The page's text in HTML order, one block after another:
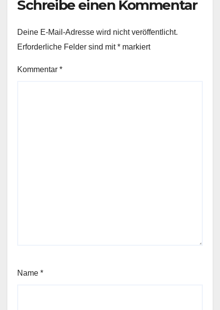
Schreibe einen Kommentar
Deine E-Mail-Adresse wird nicht veröffentlicht.
Erforderliche Felder sind mit* markiert
Kommentar *
Name *